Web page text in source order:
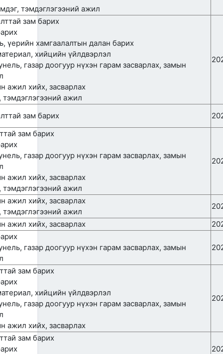
тэмдэглэгээний ажил
зам барих
үерийн хамгаалалтын далан барих
хийцийн үйлдвэрлэл
газар доогуур нүхэн гарам засварлах, замын
ажил хийх, засварлах
ажил
зам барих
зам барих
газар доогуур нүхэн гарам засварлах, замын
ажил хийх, засварлах
ажил
ажил хийх, засварлах
ажил
ажил хийх, засварлах
газар доогуур нүхэн гарам засварлах, замын
зам барих
хийцийн үйлдвэрлэл
газар доогуур нүхэн гарам засварлах, замын
ажил хийх, засварлах
зам барих
ЗАМ, ТЭЭВРИЙН САЙД
НИСЭХ БУУДЛЫН
ӨРГӨТГӨЛИЙН ТӨСЛИЙН
ТАЛААР САНАЛ СОЛИЛЦЛОО
2026/06/29
байгуулна
БОЛОН СЭЛГЭН
2026/06/29
САЙД Б.ДЭЛГЭРСАЙХАН
БАЙГУУЛАЛТЫН АЖЛЫГ
2026/06/29
“Монгол Улсын тээврийн
хүрээнд хэрэгжиж буй
А0301: Улаанбаатар–
Арвайхээр чиглэлийн 105 км авто
орчин, нийгмийн менежментийн
төлөвлөгөө батлагдлаа